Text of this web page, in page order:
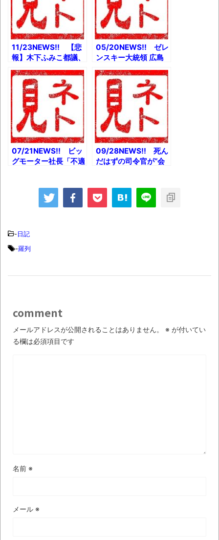
は「前世代のダサさの
象徴」とか
相次ぐとか
11/23NEWS!! 【悲
報】木下ふみこ都議、
辞職で恨み節とか
【緊急】NHK、重大
発表とか セーラーム
ーンの水着、あまりに
もエチチのチｗとか
05/20NEWS!! ゼレ
ンスキー大統領 広島
訪問へとか 「次の世
で会おうね」市川猿之
助さんの遺書に残され
た最愛の人へのメッセ
ージとか NHK「受
信料は特殊な負担金」
とか
07/21NEWS!! ビッ
グモーター社長「不適
ロ棋士でハッシーこと
橋本崇載、殺人未遂容
ん』、専門家から叱ら
れた！とか
09/28NEWS!! 死ん
だはずの司令官が“会
【速報】NHK、つい
にジャニーズに絶縁
-日記
-羅列
comment
メールアドレスが公開されることはありません。 ※ が付いてい
る欄は必須項目です
名前 ※
メール ※